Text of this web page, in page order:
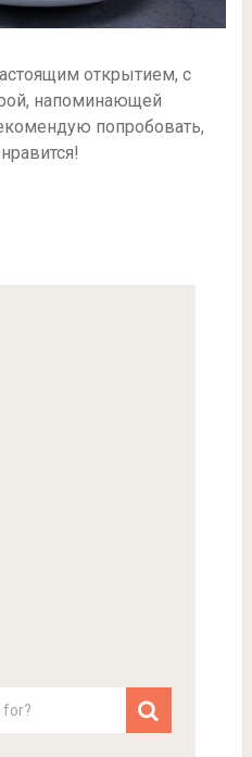
открытием, с
напоминающей
попробовать,